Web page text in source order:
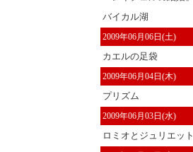
バイカル湖
2009年06月06日(土)
カエルの足袋
2009年06月04日(木)
プリズム
2009年06月03日(水)
ロミオとジュリエット